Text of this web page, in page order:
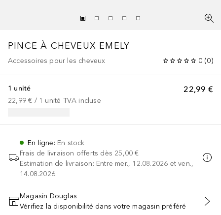
PINCE À CHEVEUX EMELY
Accessoires pour les cheveux 0 (0)
22,99 €
1 unité
22,99 € / 1 unité TVA incluse
En ligne: En stock
Frais de livraison offerts dès 25,00 €
Estimation de livraison: Entre mer., 12.08.2026 et ven.,
14.08.2026.
AJOUTER AU PANIER
Magasin Douglas
Vérifiez la disponibilité dans votre magasin préféré